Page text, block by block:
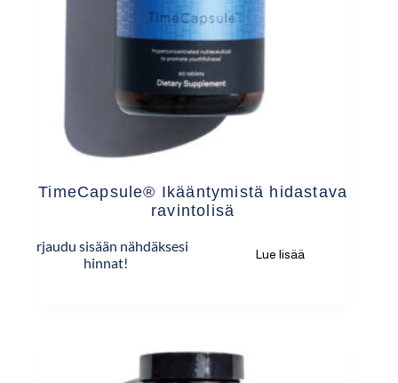
TimeCapsule® Ikääntymistä hidastava
ravintolisä
Kirjaudu sisään nähdäksesi
hinnat!
Lue lisää